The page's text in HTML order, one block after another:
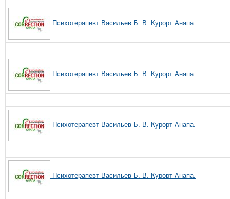
Психотерапевт Васильев Б. В. Курорт Анапа.
Психотерапевт Васильев Б. В. Курорт Анапа.
Психотерапевт Васильев Б. В. Курорт Анапа.
Психотерапевт Васильев Б. В. Курорт Анапа.